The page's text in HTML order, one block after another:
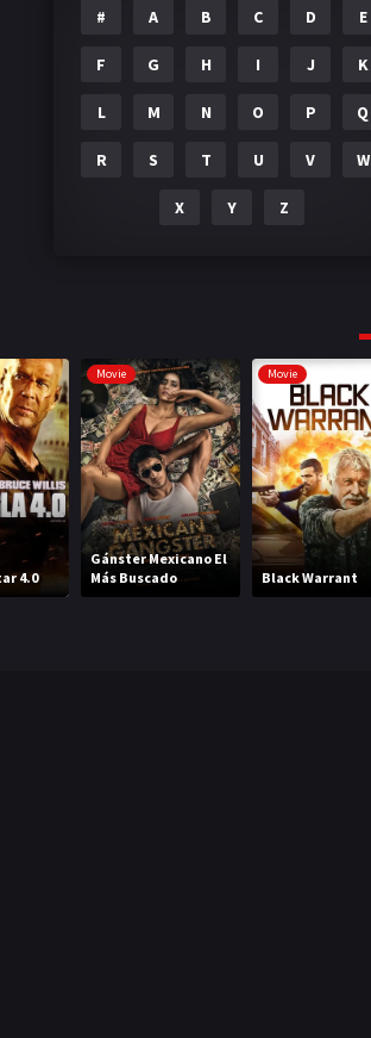
# A B C D E
F G H I J K
L M N O P Q
R S T U V W
X Y Z
4.0
Movie
Gánster Mexicano El
Más Buscado
Movie
Black Warrant